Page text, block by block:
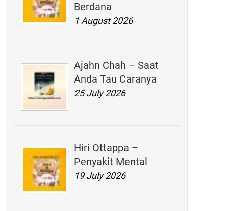
Berdana
1 August 2026
Ajahn Chah – Saat
Anda Tau Caranya
25 July 2026
Hiri Ottappa –
Penyakit Mental
19 July 2026